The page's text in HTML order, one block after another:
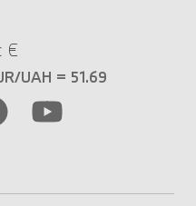
€
UAH = 51.69